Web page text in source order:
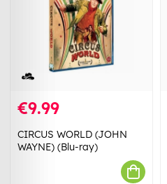
€9.99
CIRCUS WORLD (JOHN
WAYNE) (Blu-ray)